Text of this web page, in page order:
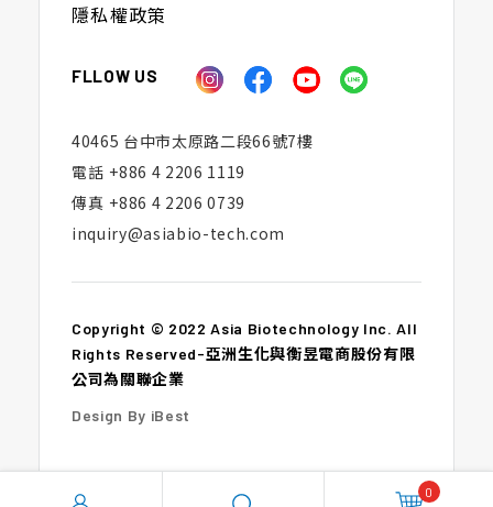
隱私權政策
FLLOW US
40465 台中市太原路二段66號7樓
電話 +886 4 2206 1119
傳真 +886 4 2206 0739
inquiry@asiabio-tech.com
Copyright © 2022 Asia Biotechnology Inc. All
Rights Reserved-亞洲生化與衡昱電商股份有限
公司為關聯企業
Design By iBest
0